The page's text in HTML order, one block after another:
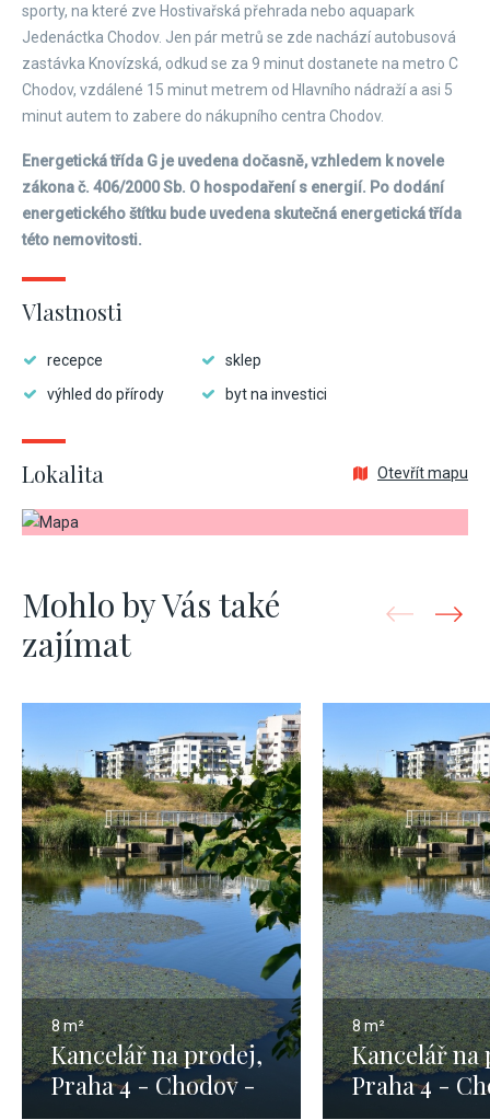
sporty, na které zve Hostivařská přehrada nebo aquapark
Jedenáctka Chodov. Jen pár metrů se zde nachází autobusová
zastávka Knovízská, odkud se za 9 minut dostanete na metro C
Chodov, vzdálené 15 minut metrem od Hlavního nádraží a asi 5
minut autem to zabere do nákupního centra Chodov.
Energetická třída G je uvedena dočasně, vzhledem k novele
zákona č. 406/2000 Sb. O hospodaření s energií. Po dodání
energetického štítku bude uvedena skutečná energetická třída
této nemovitosti.
Vlastnosti
recepce
sklep
výhled do přírody
byt na investici
Lokalita Otevřít mapu
Mohlo by Vás také
zajímat
8 m²
Kancelář na prodej,
Praha 4 - Chodov -
8 m²
Kancelář na
Praha 4 -